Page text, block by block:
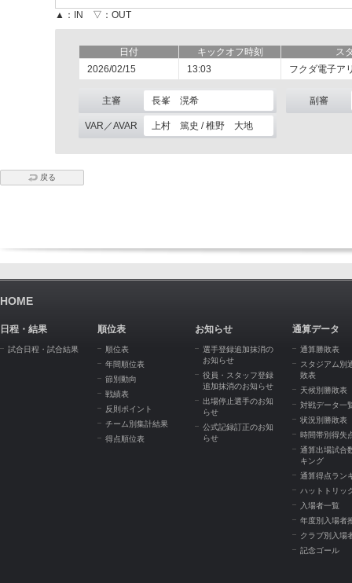
▲：IN ▽：OUT
日付 キックオフ時刻
ス
2026/02/15
13:03 フクダ電子ア
主審 長峯 滉希 副審
VAR／AVAR 上村 篤史 / 椎野 大地
戻る
HOME
日程・結果
試合日程・試合結果
順位表
順位表
年間順位表
節別動向
戦績表
反則ポイント
チーム別集計結果
得点順位表
お知らせ
選手登録追加抹消の
お知らせ
役員・スタッフ登録
追加抹消のお知らせ
出場停止選手のお知
らせ
公式記録訂正のお知
らせ
通算データ
通算勝敗表
スタジアム別
敗表
天候別勝敗表
対戦データ一
状況別勝敗表
時間帯別得失
通算出場試合
キング
通算得点ラン
ハットトリッ
入場者一覧
年度別入場者
クラブ別入場
記念ゴール